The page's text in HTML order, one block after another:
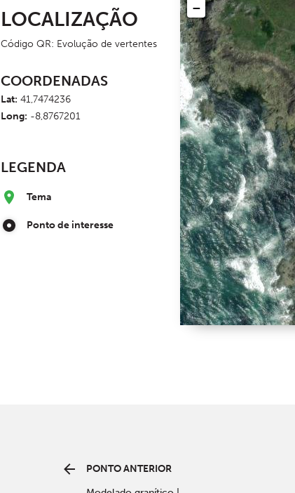
LOCALIZAÇÃO
Código QR: Evolução de vertentes
COORDENADAS
Lat: 41,7474236
Long: -8,8767201
LEGENDA
Tema
Ponto de interesse
−
PONTO ANTERIOR